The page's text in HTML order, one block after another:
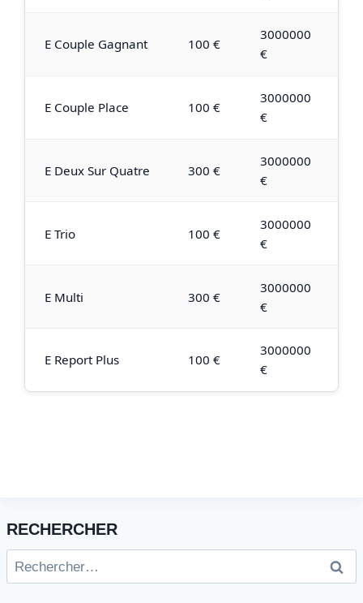
E Couple Gagnant 100 €
3000000
€
E Couple Place 100 €
3000000
€
E Deux Sur Quatre 300 €
3000000
€
E Trio 100 €
3000000
€
E Multi 300 €
3000000
€
E Report Plus 100 €
3000000
€
RECHERCHER
Rechercher :